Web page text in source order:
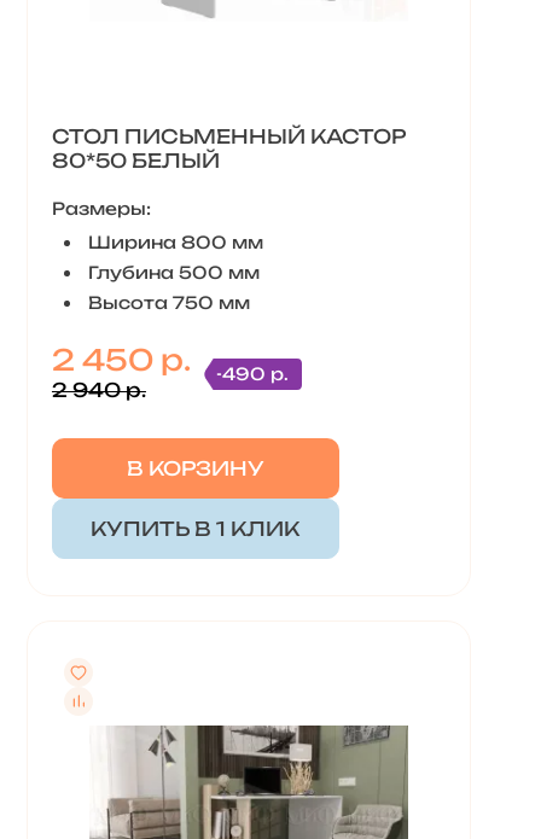
СТОЛ ПИСЬМЕННЫЙ КАСТОР
80*50 БЕЛЫЙ
Размеры:
Ширина 800 мм
Глубина 500 мм
Высота 750 мм
2 450 р.
2 940 р.
-490 р.
В КОРЗИНУ
КУПИТЬ В 1 КЛИК